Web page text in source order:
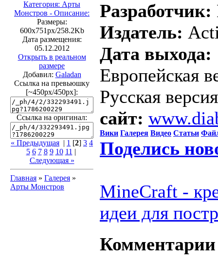
Размеры:
600x751px/258.2Kb
Дата размещения:
05.12.2012
Открыть в реальном
размере
Добавил: Galadan
Ссылка на превьюшку
[~450px/450px]:
Ссылка на оригинал:
« Предыдущая | 1 [2] 3 4
5 6 7 8 9 10 11 |
Следующая »
Главная » Галерея »
Арты Монстров
Разработчик:
Издатель:
Дата выхода:
Европейская
Русская
сайт:
Вики Галерея Видео Статьи
Поделись
MineCraft -
идеи для
Комментарии